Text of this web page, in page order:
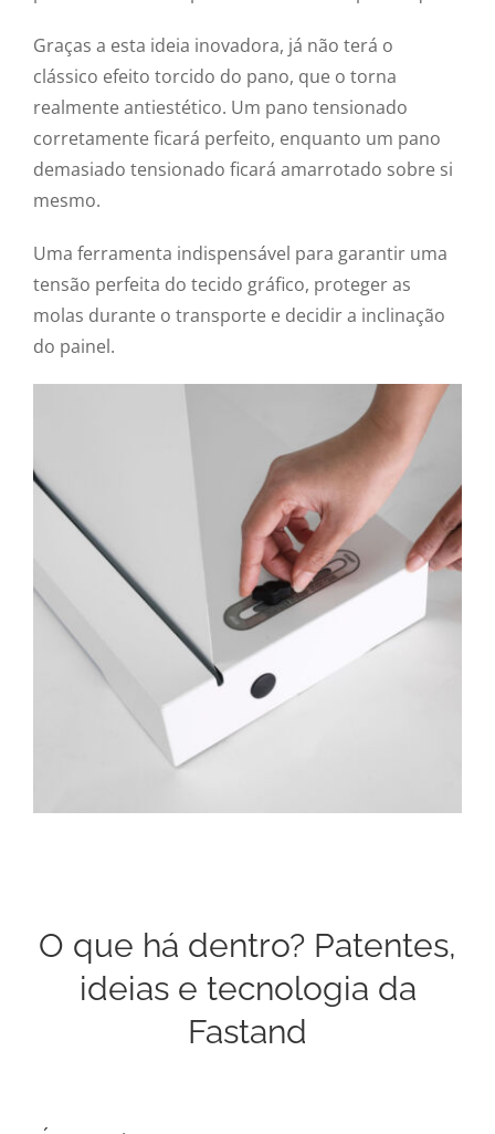
Graças a esta ideia inovadora, já não terá o
clássico efeito torcido do pano, que o torna
realmente antiestético. Um pano tensionado
corretamente ficará perfeito, enquanto um pano
demasiado tensionado ficará amarrotado sobre si
mesmo.
Uma ferramenta indispensável para garantir uma
tensão perfeita do tecido gráfico, proteger as
molas durante o transporte e decidir a inclinação
do painel.
O que há dentro? Patentes,
ideias e tecnologia da
Fastand